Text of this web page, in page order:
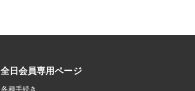
全日会員専用ページ
各種手続き